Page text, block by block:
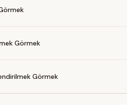
Görmek
Görmek